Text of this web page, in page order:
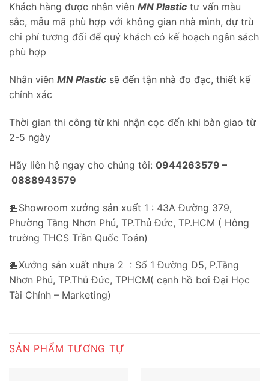
Khách hàng được nhân viên MN Plastic tư vấn màu
sắc, mẫu mã phù hợp với không gian nhà mình, dự trù
chi phí tương đối để quý khách có kế hoạch ngân sách
phù hợp
Nhân viên MN Plastic sẽ đến tận nhà đo đạc, thiết kế
chính xác
Thời gian thi công từ khi nhận cọc đến khi bàn giao từ
2-5 ngày
Hãy liên hệ ngay cho chúng tôi: 0944263579 –
0888943579
🏪Showroom xưởng sản xuất 1 : 43A Đường 379,
Phường Tăng Nhơn Phú, TP.Thủ Đức, TP.HCM ( Hông
trường THCS Trần Quốc Toản)
🏪Xưởng sản xuất nhựa 2 : Số 1 Đường D5, P.Tăng
Nhơn Phú, TP.Thủ Đức, TPHCM( cạnh hồ bơi Đại Học
Tài Chính – Marketing)
SẢN PHẨM TƯƠNG TỰ